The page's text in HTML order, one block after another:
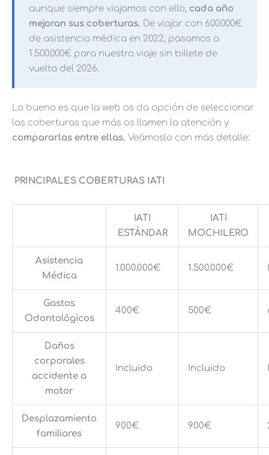
aunque siempre viajamos con ello, cada año
mejoran sus coberturas. De viajar con 600.000€
de asistencia médica en 2022, pasamos a
1.500.000€ para nuestro viaje sin billete de
vuelta del 2026.
Lo bueno es que la web os da opción de seleccionar
las coberturas que más os llamen la atención y
compararlas entre ellas. Veámoslo con más detalle:
PRINCIPALES COBERTURAS IATI
IATI
ESTÁNDAR
IATI
MOCHILERO
Asistencia
Médica
1.000.000€ 1.500.000€
Gastos
Odontológicos
400€ 500€
Daños
corporales
accidente a
motor
Incluido Incluido
Desplazamiento
familiares
900€ 900€